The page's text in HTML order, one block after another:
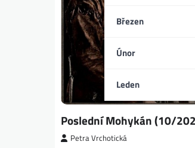
Březen
Únor
Leden
Poslední Mohykán (10/
Petra Vrchotická